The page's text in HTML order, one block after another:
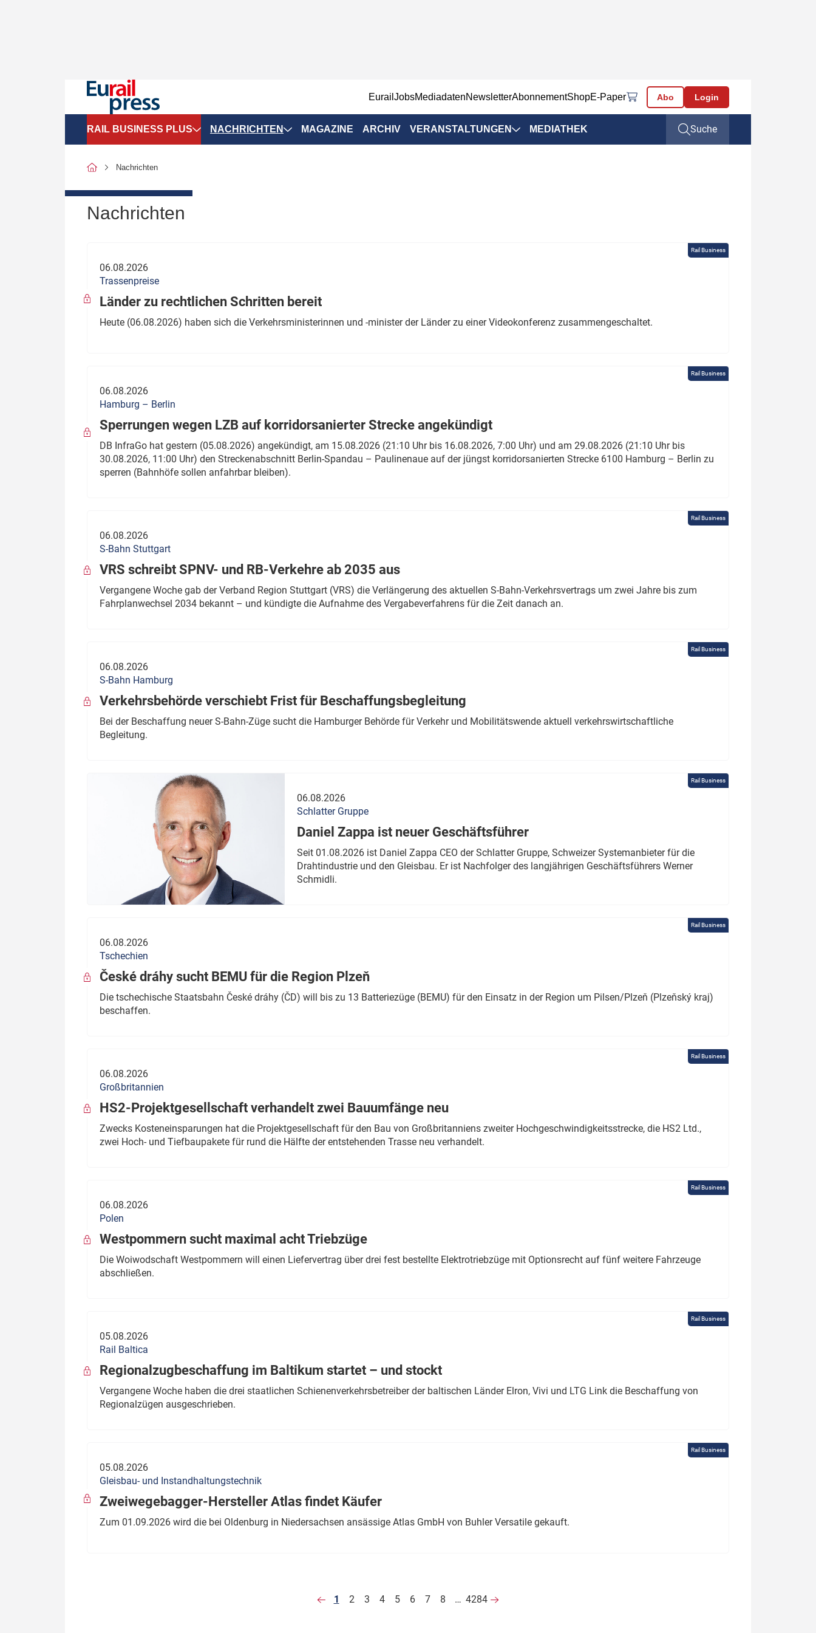
EurailJobsMediadatenNewsletterAbonnementShopE-Paper Abo Login
RAIL BUSINESS PLUS
SPNV-Marktdaten
Politik
wen?
Thema des Monats
Dossier: Generalsanierung
Dossier: ETCS
Dossier:
NACHRICHTEN MAGAZINE ARCHIV VERANSTALTUNGEN MEDIATHEK Suche
Nachrichten
Nachrichten
Rail Business
06.08.2026
Trassenpreise
Länder zu rechtlichen Schritten bereit
Heute (06.08.2026) haben sich die Verkehrsministerinnen und -minister der Länder zu einer Videokonferenz zusammengeschaltet.
Rail Business
06.08.2026
Hamburg – Berlin
Sperrungen wegen LZB auf korridorsanierter Strecke angekündigt
DB InfraGo hat gestern (05.08.2026) angekündigt, am 15.08.2026 (21:10 Uhr bis 16.08.2026, 7:00 Uhr) und am 29.08.2026 (21:10 Uhr bis
30.08.2026, 11:00 Uhr) den Streckenabschnitt Berlin-Spandau – Paulinenaue auf der jüngst korridorsanierten Strecke 6100 Hamburg – Berlin zu
sperren (Bahnhöfe sollen anfahrbar bleiben).
Rail Business
06.08.2026
S-Bahn Stuttgart
VRS schreibt SPNV- und RB-Verkehre ab 2035 aus
Vergangene Woche gab der Verband Region Stuttgart (VRS) die Verlängerung des aktuellen S-Bahn-Verkehrsvertrags um zwei Jahre bis zum
Fahrplanwechsel 2034 bekannt – und kündigte die Aufnahme des Vergabeverfahrens für die Zeit danach an.
Rail Business
06.08.2026
S-Bahn Hamburg
Verkehrsbehörde verschiebt Frist für Beschaffungsbegleitung
Bei der Beschaffung neuer S-Bahn-Züge sucht die Hamburger Behörde für Verkehr und Mobilitätswende aktuell verkehrswirtschaftliche
Begleitung.
Rail Business
06.08.2026
Schlatter Gruppe
Daniel Zappa ist neuer Geschäftsführer
Seit 01.08.2026 ist Daniel Zappa CEO der Schlatter Gruppe, Schweizer Systemanbieter für die
Drahtindustrie und den Gleisbau. Er ist Nachfolger des langjährigen Geschäftsführers Werner
Schmidli.
Rail Business
06.08.2026
Tschechien
České dráhy sucht BEMU für die Region Plzeň
Die tschechische Staatsbahn České dráhy (ČD) will bis zu 13 Batteriezüge (BEMU) für den Einsatz in der Region um Pilsen/Plzeň (Plzeňský kraj)
beschaffen.
Rail Business
06.08.2026
Großbritannien
HS2-Projektgesellschaft verhandelt zwei Bauumfänge neu
Zwecks Kosteneinsparungen hat die Projektgesellschaft für den Bau von Großbritanniens zweiter Hochgeschwindigkeitsstrecke, die HS2 Ltd.,
zwei Hoch- und Tiefbaupakete für rund die Hälfte der entstehenden Trasse neu verhandelt.
Rail Business
06.08.2026
Polen
Westpommern sucht maximal acht Triebzüge
Die Woiwodschaft Westpommern will einen Liefervertrag über drei fest bestellte Elektrotriebzüge mit Optionsrecht auf fünf weitere Fahrzeuge
abschließen.
Rail Business
05.08.2026
Rail Baltica
Regionalzugbeschaffung im Baltikum startet – und stockt
Vergangene Woche haben die drei staatlichen Schienenverkehrsbetreiber der baltischen Länder Elron, Vivi und LTG Link die Beschaffung von
Regionalzügen ausgeschrieben.
Rail Business
05.08.2026
Gleisbau- und Instandhaltungstechnik
Zweiwegebagger-Hersteller Atlas findet Käufer
Zum 01.09.2026 wird die bei Oldenburg in Niedersachsen ansässige Atlas GmbH von Buhler Versatile gekauft.
1 2 3 4 5 6 7 8 … 4284